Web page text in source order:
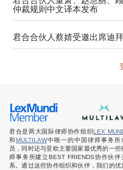
仲裁规则中文译本发布
君合合伙人蔡婧受邀出席迪
君合是两大国际律师协作组织LEX
和 MULTILAW中唯一的中国律师事务所
员，同时还与亚欧主要国家最优秀的一些
师事务所建立BEST FRIENDS协作伙伴
系。通过这些协作组织和伙伴，我们的优